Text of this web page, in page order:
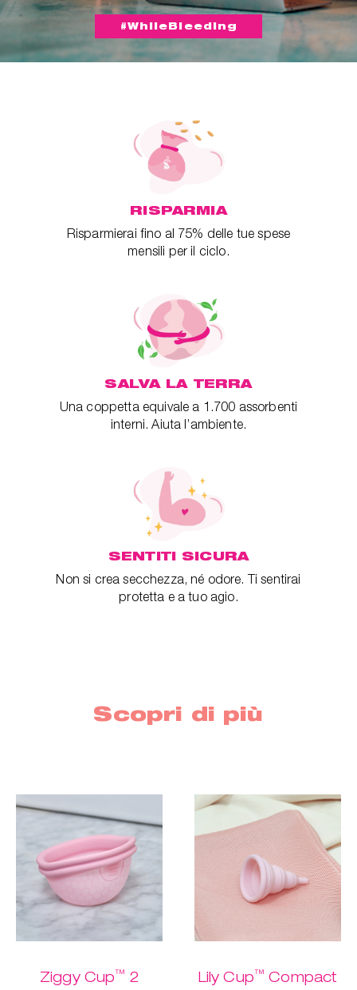
#WhileBleeding
RISPARMIA
Risparmierai fino al 75% delle tue spese
mensili per il ciclo.
SALVA LA TERRA
Una coppetta equivale a 1.700 assorbenti
interni. Aiuta l’ambiente.
SENTITI SICURA
Non si crea secchezza, né odore. Ti sentirai
protetta e a tuo agio.
Scopri di più
Ziggy Cup™ 2 Lily Cup™ Compact